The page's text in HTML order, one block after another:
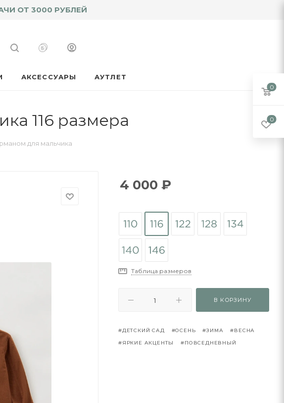
ОТ 3000 РУБЛЕЙ
АКСЕССУАРЫ АУТЛЕТ
116 размера
для мальчика
4 000 ₽
Таблица размеров
В КОРЗИНУ
#ДЕТСКИЙ САД #ОСЕНЬ #ЗИМА
#ВЕСНА
#ЯРКИЕ АКЦЕНТЫ
#ПОВСЕДНЕВНЫЙ
0
0